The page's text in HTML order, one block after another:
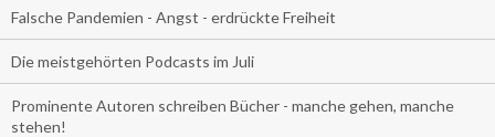
Falsche Pandemien - Angst - erdrückte Freiheit
Die meistgehörten Podcasts im Juli
Prominente Autoren schreiben Bücher - manche gehen, manche
stehen!